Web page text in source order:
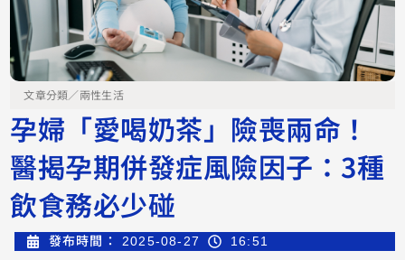
文章分類／ 兩性生活
孕婦「愛喝奶茶」險喪兩命！
醫揭孕期併發症風險因子：3種
飲食務必少碰
發布時間： 2025-08-27 16:51